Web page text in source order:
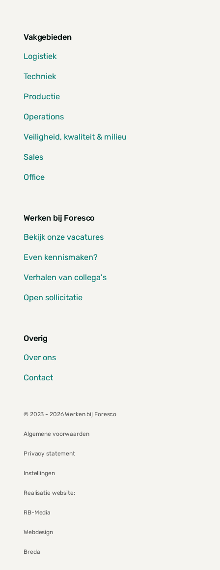
Vakgebieden
Logistiek
Techniek
Productie
Operations
Veiligheid, kwaliteit & milieu
Sales
Office
Werken bij Foresco
Bekijk onze vacatures
Even kennismaken?
Verhalen van collega's
Open sollicitatie
Overig
Over ons
Contact
© 2023 - 2026 Werken bij Foresco
Algemene voorwaarden
Privacy statement
Instellingen
Realisatie website:
RB-Media
Webdesign
Breda